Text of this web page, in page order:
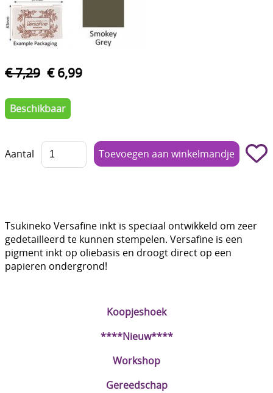
Boetseren - Modelleren
Verf en Co°
Bullet Journalling
Haken - Vilt
Bloemen uit crêpepapier of chenille
Cadeaubon
Diversen
Koopjeshoek
****Nieuw****
Workshop
Gereedschap
€ 7,29 € 6,99
Beschikbaar
Aantal
Tsukineko Versafine inkt is speciaal ontwikkeld om zeer
gedetailleerd te kunnen stempelen. Versafine is een
pigment inkt op oliebasis en droogt direct op een
papieren ondergrond!